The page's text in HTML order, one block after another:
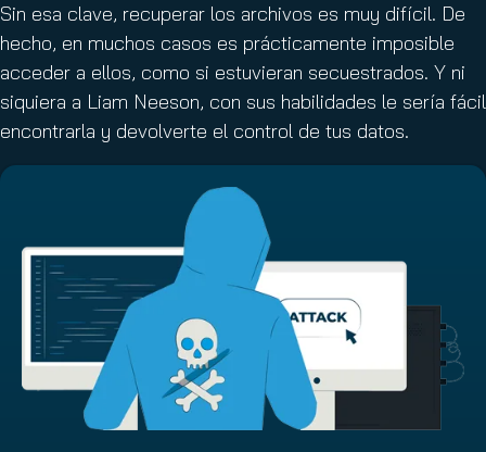
Sin esa clave, recuperar los archivos es muy difícil. De
hecho, en muchos casos es prácticamente imposible
acceder a ellos, como si estuvieran secuestrados. Y ni
siquiera a Liam Neeson, con sus habilidades le sería fácil
encontrarla y devolverte el control de tus datos.